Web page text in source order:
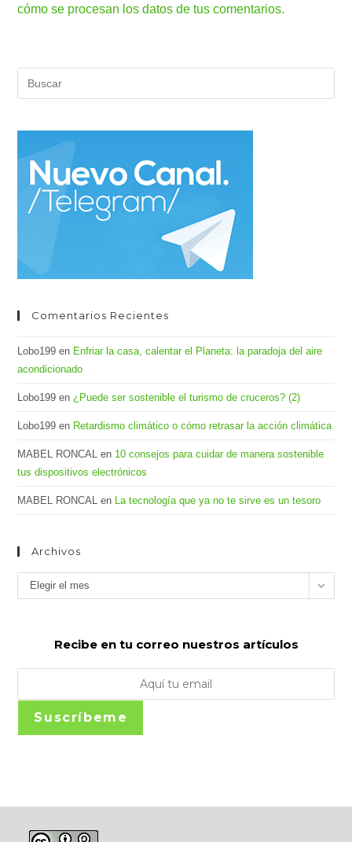
cómo se procesan los datos de tus comentarios.
Comentarios Recientes
Lobo199 en Enfriar la casa, calentar el Planeta: la paradoja del aire
acondicionado
Lobo199 en¿Puede ser sostenible el turismo de cruceros? (2)
Lobo199 en Retardismo climático o cómo retrasar la acción climática
MABEL RONCAL en 10 consejos para cuidar de manera sostenible
tus dispositivos electrónicos
MABEL RONCAL en La tecnología que ya no te sirve es un tesoro
Archivos
Archivos
Elegir el mes
Recibe en tu correo nuestros artículos
Suscríbeme